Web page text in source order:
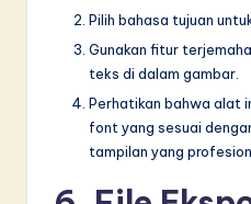
Pilih bahasa tujuan
Gunakan fitur
teks di dalam gambar.
Perhatikan bahwa alat
font yang sesuai
tampilan yang